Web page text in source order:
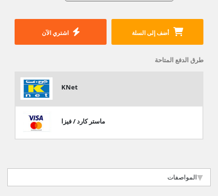
أضف إلى السلة اشتري الآن
طرق الدفع المتاحة
KNet
ماستر كارد / فيزا
المواصفات